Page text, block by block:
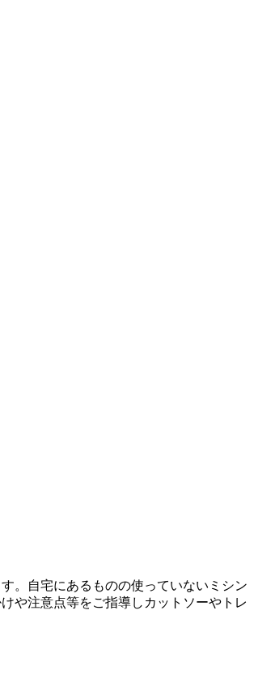
。自宅にあるものの使っていないミシン
や注意点等をご指導しカットソーやトレ